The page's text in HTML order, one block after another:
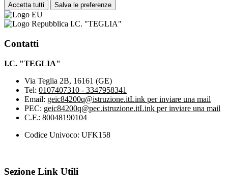
Accetta tutti Salva le preferenze
I.C. "TEGLIA"
Contatti
I.C. "TEGLIA"
Via Teglia 2B, 16161 (GE)
Tel: 0107407310 - 3347958341
Email: geic84200q@istruzione.itLink per inviare una mail
PEC: geic84200q@pec.istruzione.itLink per inviare una mail
C.F.: 80048190104
Codice Univoco: UFK158
Sezione Link Utili